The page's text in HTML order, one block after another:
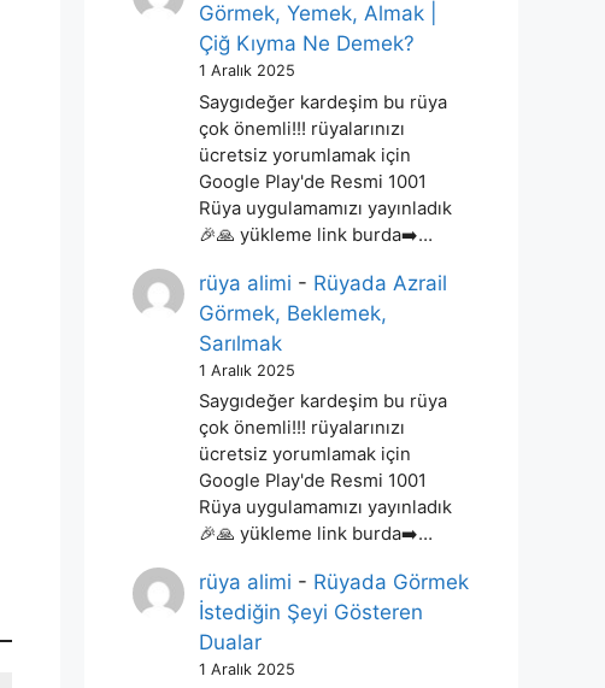
Görmek, Yemek, Almak |
Çiğ Kıyma Ne Demek?
1 Aralık 2025
Saygıdeğer kardeşim bu rüya
çok önemli!!! rüyalarınızı
ücretsiz yorumlamak için
Google Play'de Resmi 1001
Rüya uygulamamızı yayınladık
🎉🙏 yükleme link burda➡️…
rüya alimi - Rüyada Azrail
Görmek, Beklemek,
Sarılmak
1 Aralık 2025
Saygıdeğer kardeşim bu rüya
çok önemli!!! rüyalarınızı
ücretsiz yorumlamak için
Google Play'de Resmi 1001
Rüya uygulamamızı yayınladık
🎉🙏 yükleme link burda➡️…
rüya alimi - Rüyada Görmek
İstediğin Şeyi Gösteren
Dualar
1 Aralık 2025